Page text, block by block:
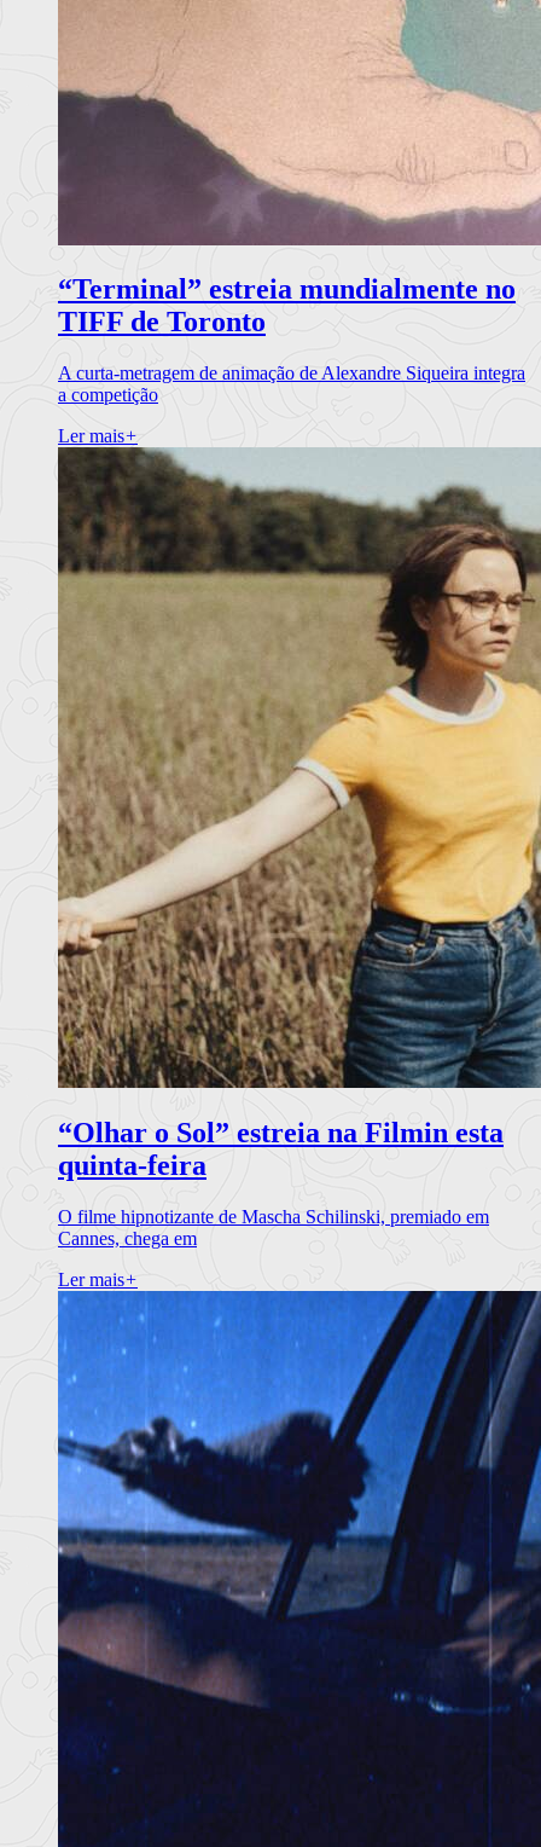
“Terminal” estreia mundialmente no
TIFF de Toronto
A curta-metragem de animação de Alexandre Siqueira integra
a competição
Ler mais+
“Olhar o Sol” estreia na Filmin esta
quinta-feira
O filme hipnotizante de Mascha Schilinski, premiado em
Cannes, chega em
Ler mais+